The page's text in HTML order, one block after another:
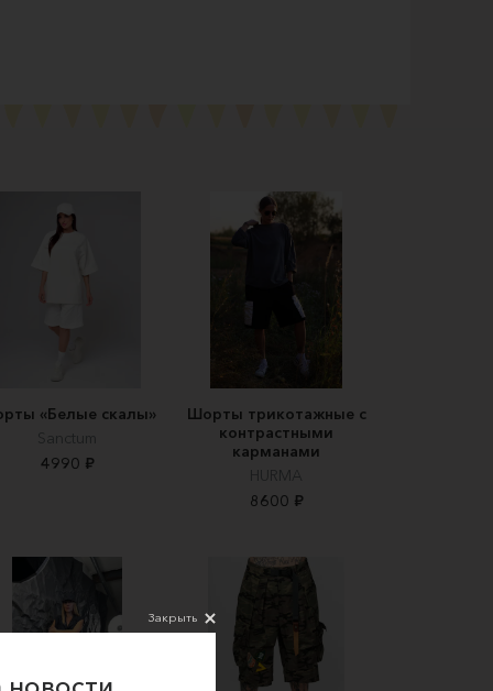
«Белые скалы»
Sanctum
4990 ₽
Шорты трикотажные с
контрастными
карманами
HURMA
8600 ₽
Закрыть